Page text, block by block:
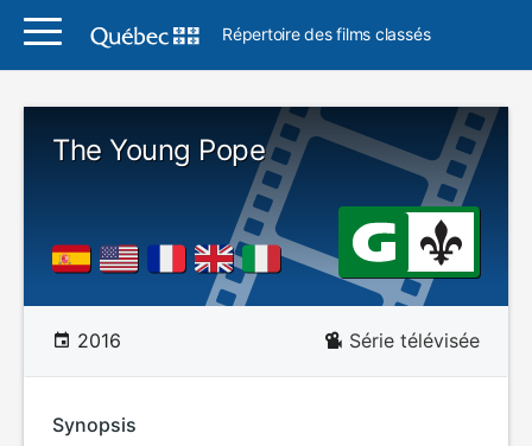
Répertoire des films classés
The Young Pope
2016 Série télévisée
Synopsis